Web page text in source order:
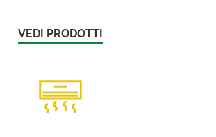
VEDI PRODOTTI